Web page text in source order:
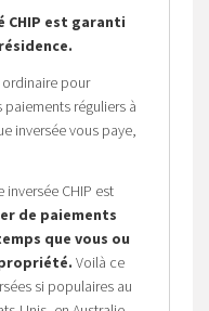
CHIP est garanti
pour
réguliers à
inversée vous paye,
inversée CHIP est
de paiements
que vous ou
Voilà ce
si populaires au